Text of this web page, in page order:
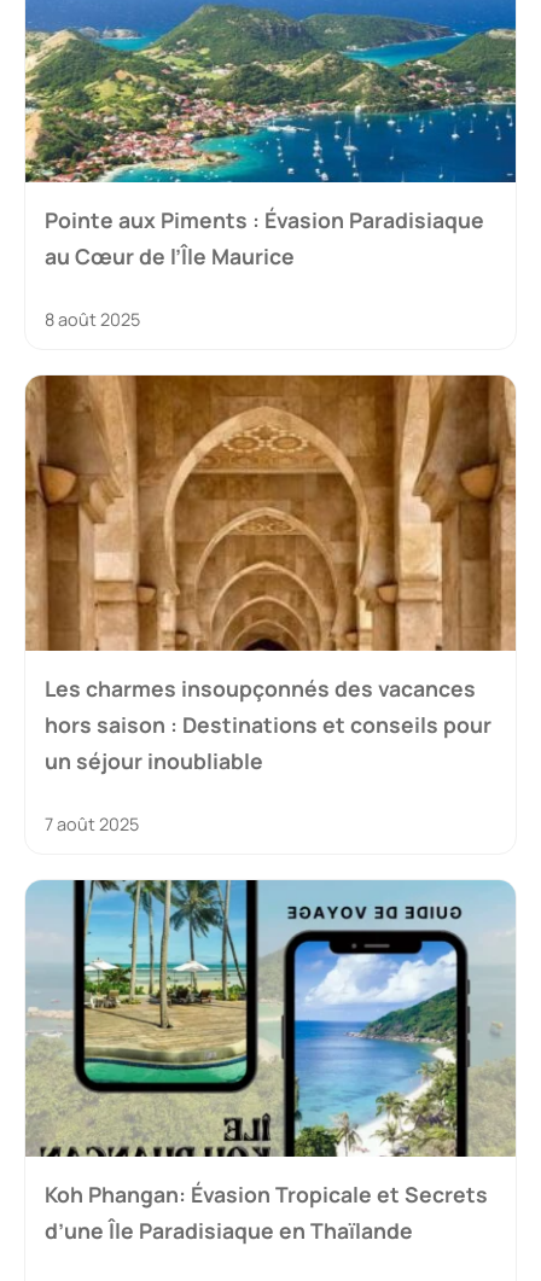
Pointe aux Piments : Évasion Paradisiaque
au Cœur de l’Île Maurice
8 août 2025
Les charmes insoupçonnés des vacances
hors saison : Destinations et conseils pour
un séjour inoubliable
7 août 2025
Koh Phangan: Évasion Tropicale et Secrets
d’une Île Paradisiaque en Thaïlande